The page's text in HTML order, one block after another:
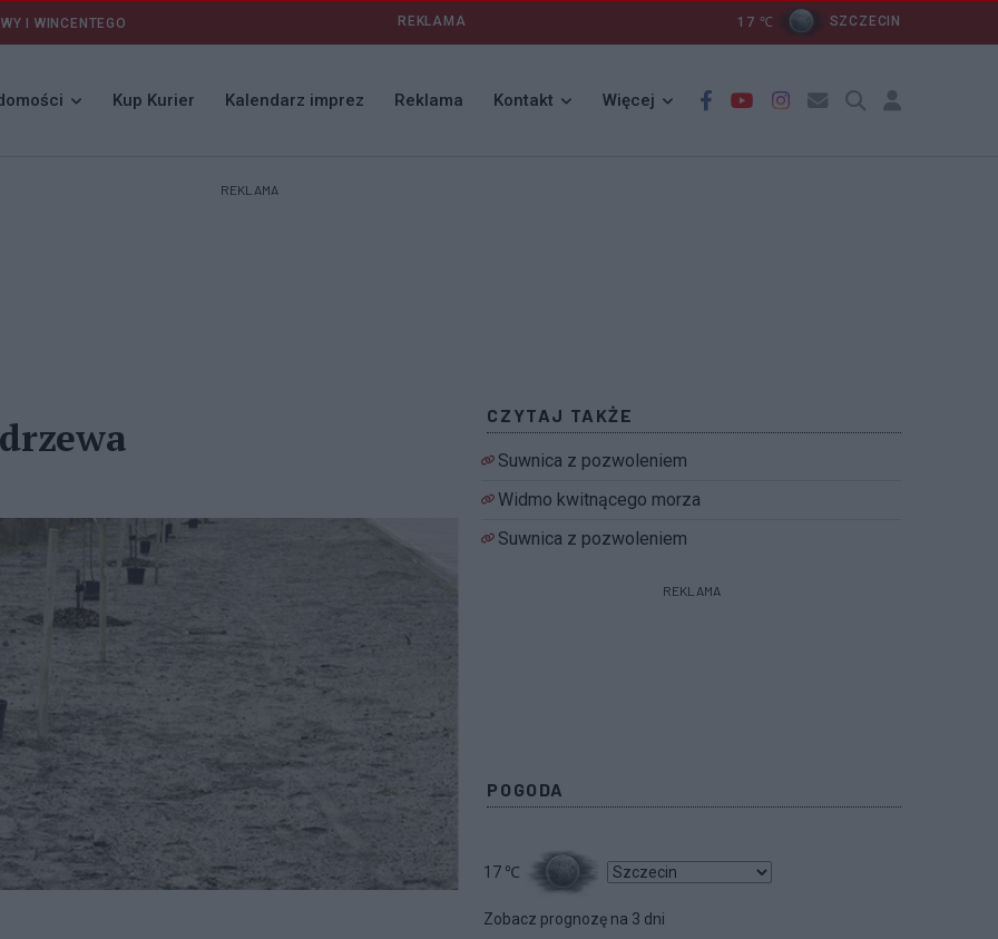
I WINCENTEGO REKLAMA 17 ℃ SZCZECIN
Kup Kurier Kalendarz imprez Reklama Kontakt Więcej
REKLAMA
CZYTAJ TAKŻE
Suwnica z pozwoleniem
Widmo kwitnącego morza
Suwnica z pozwoleniem
REKLAMA
POGODA
17 ℃
Zobacz prognozę na 3 dni